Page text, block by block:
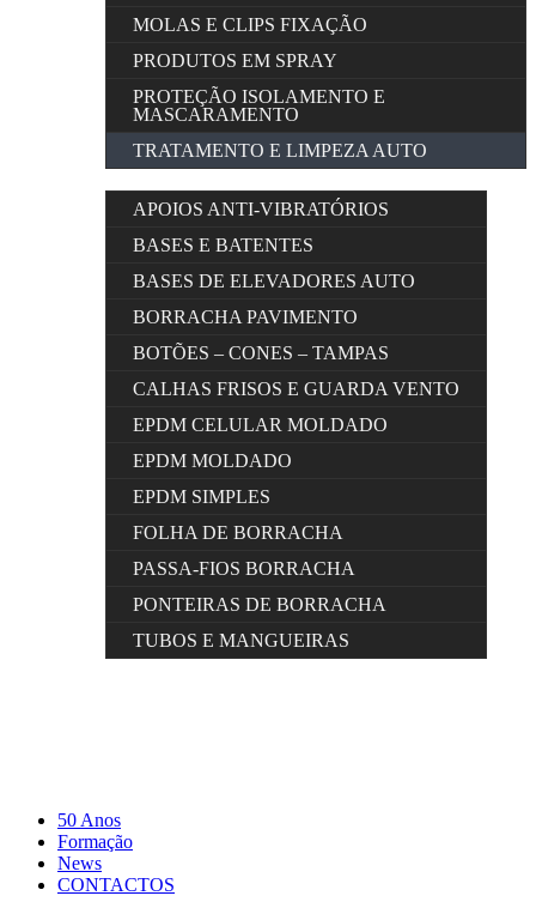
MOLAS E CLIPS FIXAÇÃO
PRODUTOS EM SPRAY
PROTEÇÃO ISOLAMENTO E
MASCARAMENTO
TRATAMENTO E LIMPEZA AUTO
APOIOS ANTI-VIBRATÓRIOS
BASES E BATENTES
BASES DE ELEVADORES AUTO
BORRACHA PAVIMENTO
BOTÕES – CONES – TAMPAS
CALHAS FRISOS E GUARDA VENTO
EPDM CELULAR MOLDADO
EPDM MOLDADO
EPDM SIMPLES
FOLHA DE BORRACHA
PASSA-FIOS BORRACHA
PONTEIRAS DE BORRACHA
TUBOS E MANGUEIRAS
50 Anos
Formação
News
CONTACTOS